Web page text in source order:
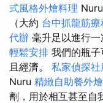
式風格外燴料理 Nuru
（大約 台中抓龍筋療
代辦 毫升足以進行一
輕鬆安排 我們的瓶
且經濟。 私家偵探社
Nuru 精緻自助餐外
劑，用於相互甚至自